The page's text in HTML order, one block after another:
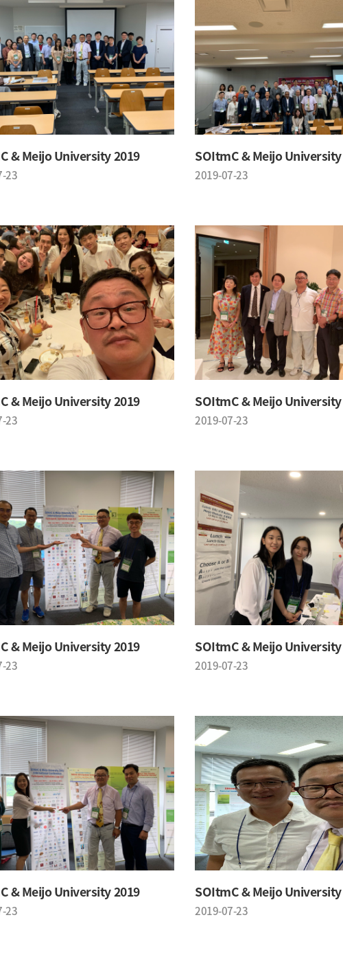
& Meijo University 2019
23
SOItmC & Meijo
2019-07-23
& Meijo University 2019
23
SOItmC & Meijo
2019-07-23
& Meijo University 2019
23
SOItmC & Meijo
2019-07-23
& Meijo University 2019
23
SOItmC & Meijo
2019-07-23